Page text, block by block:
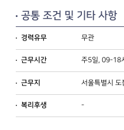
공통 조건 및 기타 사항
경력유무 무관
근무시간 주5일, 09-18
근무지 서울특별시
복리후생 -